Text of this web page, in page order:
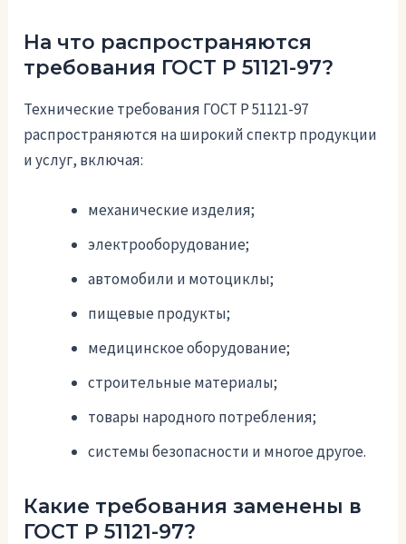
На что распространяются
требования ГОСТ Р 51121-97?
Технические требования ГОСТ Р 51121-97
распространяются на широкий спектр продукции
и услуг, включая:
механические изделия;
электрооборудование;
автомобили и мотоциклы;
пищевые продукты;
медицинское оборудование;
строительные материалы;
товары народного потребления;
системы безопасности и многое другое.
Какие требования заменены в
ГОСТ Р 51121-97?